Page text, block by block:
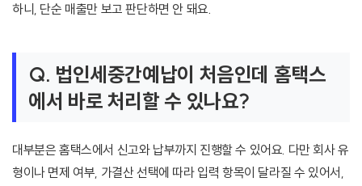
하니, 단순 매출만 보고 판단하면 안 돼요.
Q. 법인세중간예납이 처음인데 홈택스
에서 바로 처리할 수 있나요?
대부분은 홈택스에서 신고와 납부까지 진행할 수 있어요. 다만 회사 유
형이나 면제 여부, 가결산 선택에 따라 입력 항목이 달라질 수 있어서,